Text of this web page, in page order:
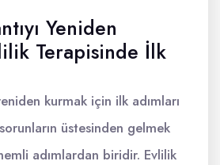
Yeniden
Terapisinde İlk
kurmak için ilk adımları
üstesinden gelmek
adımlardan biridir. Evlilik